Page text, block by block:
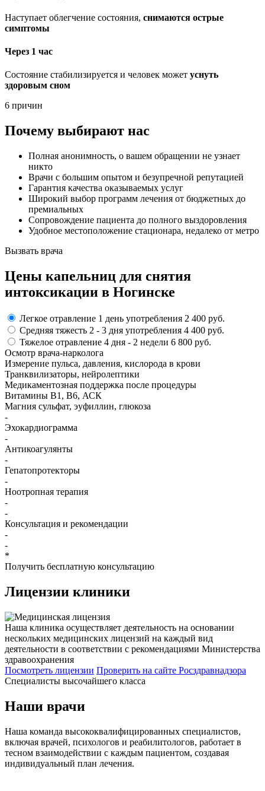
Наступает облегчение состояния, снимаются острые
симптомы
Через 1 час
Состояние стабилизируется и человек может уснуть
здоровым сном
6 причин
Почему выбирают нас
Полная анонимность, о вашем обращении не узнает
никто
Врачи с большим опытом и безупречной репутацией
Гарантия качества оказываемых услуг
Широкий выбор программ лечения от бюджетных до
премиальных
Сопровождение пациента до полного выздоровления
Удобное местоположение стационара, недалеко от метро
Вызвать врача
Цены капельниц для снятия
интоксикации в Ногинске
Легкое отравление 1 день употребления 2 400 руб.
Средняя тяжесть 2 - 3 дня употребления 4 400 руб.
Тяжелое отравление 4 дня - 2 недели 6 800 руб.
Осмотр врача-нарколога
Измерение пульса, давления, кислорода в крови
Транквилизаторы, нейролептики
Медикаментозная поддержка после процедуры
Витамины B1, B6, АСК
Магния сульфат, эуфиллин, глюкоза
-
Эхокардиограмма
-
Антикоагулянты
-
Гепатопротекторы
-
Ноотропная терапия
-
-
Консультация и рекомендации
-
-
*
Получить бесплатную консультацию
Лицензии клиники
Наша клиника осуществляет деятельность на основании
нескольких медицинских лицензий на каждый вид
деятельности в соответствии с рекомендациями Министерства
здравоохранения
Посмотреть лицензии Проверить на сайте Росздравнадзора
Специалисты высочайшего класса
Наши врачи
Наша команда высококвалифицированных специалистов,
включая врачей, психологов и реабилитологов, работает в
тесном взаимодействии с каждым пациентом, создавая
индивидуальный план лечения.